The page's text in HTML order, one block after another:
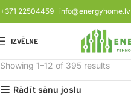
+371 22504459 info@energyhome.lv
IZVĒLNE
Showing 1–12 of 395 results
Rādīt sānu joslu